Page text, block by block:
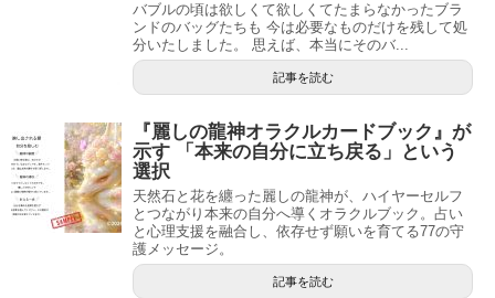
バブルの頃は欲しくて欲しくてたまらなかったブラ
ンドのバッグたちも 今は必要なものだけを残して処
分いたしました。 思えば、本当にそのバ...
記事を読む
『麗しの龍神オラクルカードブック』が
示す 「本来の自分に立ち戻る」という
選択
天然石と花を纏った麗しの龍神が、ハイヤーセルフ
とつながり本来の自分へ導くオラクルブック。占い
と心理支援を融合し、依存せず願いを育てる77の守
護メッセージ。
記事を読む